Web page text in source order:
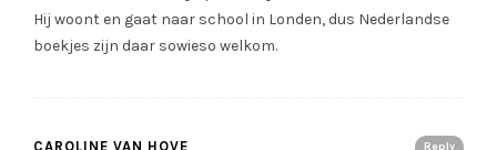
Hij woont en gaat naar school in Londen, dus Nederlandse
boekjes zijn daar sowieso welkom.
Reply
CAROLINE VAN HOVE